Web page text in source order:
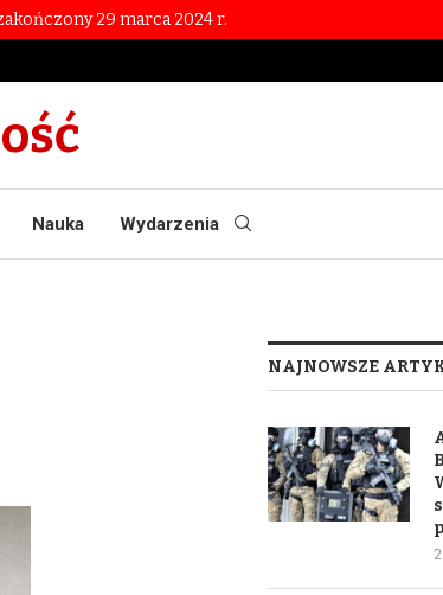
29 marca 2024 r.
Nauka Wydarzenia
NAJNOWSZE